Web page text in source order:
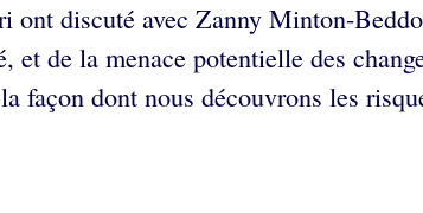
discuté avec Zanny Minton-
de la menace potentielle des
dont nous découvrons les